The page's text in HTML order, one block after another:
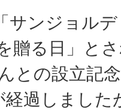
サンジョル
贈る日」と
との設立記
経過しまし